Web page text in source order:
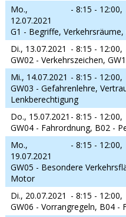
Mo.,
12.07.2021
- 8:15 - 12:00,
G1 - Begriffe,
Di., 13.07.2021 - 8:15 - 12:00,
GW02 - Verkehrszeichen,
Mi., 14.07.2021 - 8:15 - 12:00,
GW03 - Gefahrenlehre,
Lenkberechtigung
Do., 15.07.2021 - 8:15 - 12:00,
GW04 - Fahrordnung, B02 -
Mo.,
19.07.2021
- 8:15 - 12:00,
GW05 - Besondere
Motor
Di., 20.07.2021 - 8:15 - 12:00,
GW06 - Vorrangregeln, B04 -